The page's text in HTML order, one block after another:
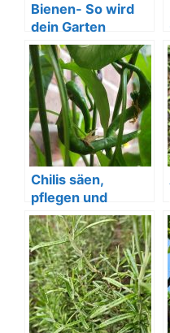
Bienen- So wird
dein Garten
bienenfreundlich
Chilis säen,
pflegen und
ernten